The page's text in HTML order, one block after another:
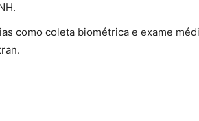
como coleta biométrica e exame